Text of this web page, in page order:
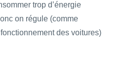
trop d’énergie
on régule (comme
fonctionnement des voitures)